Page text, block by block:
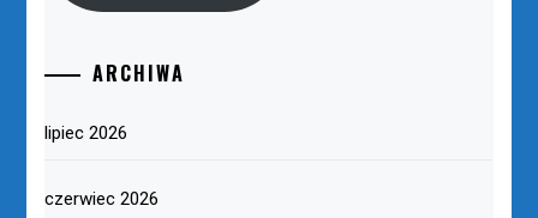
ARCHIWA
lipiec 2026
czerwiec 2026